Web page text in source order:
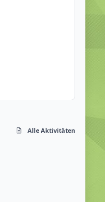
Alle Aktivitäten